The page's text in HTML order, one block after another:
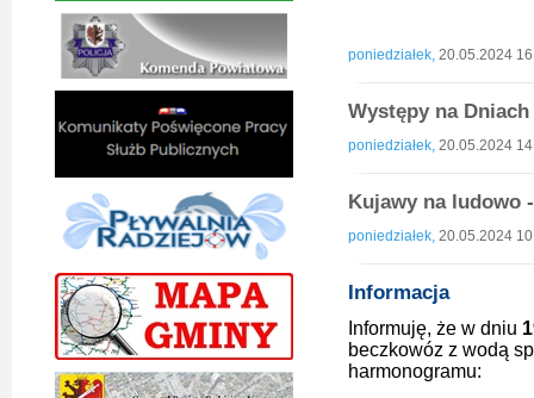
poniedziałek, 20.05.2024
Występy na Dniach
poniedziałek, 20.05.2024
Kujawy na ludowo
poniedziałek, 20.05.2024
Informacja
Informuję, że w dniu
beczkowóz z wodą
harmonogramu: